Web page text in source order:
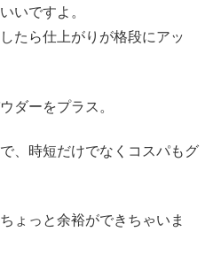
いですよ。
たら仕上がりが格段にアッ
ダーをプラス。
、時短だけでなくコスパもグ
ょっと余裕ができちゃいま